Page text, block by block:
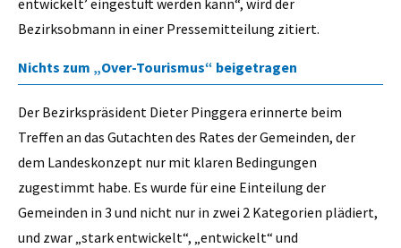
Bezirksobmann in einer Pressemitteilung zitiert.
Nichts zum „Over-Tourismus“ beigetragen
Der Bezirkspräsident Dieter Pinggera erinnerte beim
Treffen an das Gutachten des Rates der Gemeinden, der
dem Landeskonzept nur mit klaren Bedingungen
zugestimmt habe. Es wurde für eine Einteilung der
Gemeinden in 3 und nicht nur in zwei 2 Kategorien plädiert,
und zwar „stark entwickelt“, „entwickelt“ und